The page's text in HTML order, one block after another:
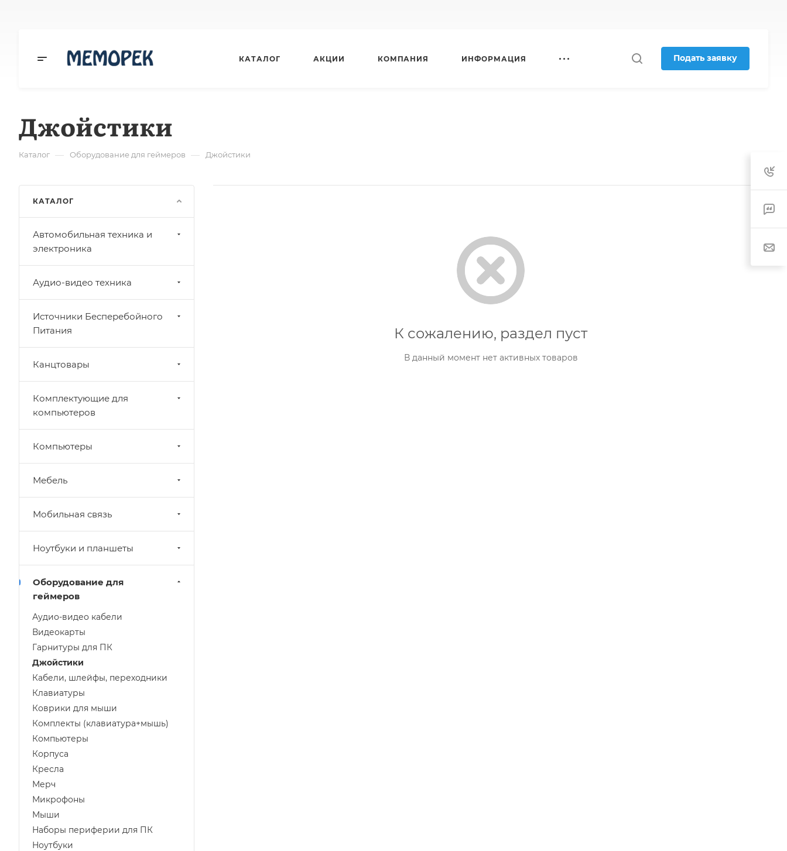
КАТАЛОГ АКЦИИ КОМПАНИЯ ИНФОРМАЦИЯ Подать заявку
Джойстики
Каталог — Оборудование для геймеров — Джойстики
К сожалению, раздел пуст
В данный момент нет активных товаров
КАТАЛОГ
Автомобильная техника и
электроника
Аудио-видео техника
Источники Бесперебойного
Питания
Канцтовары
Комплектующие для
компьютеров
Компьютеры
Мебель
Мобильная связь
Ноутбуки и планшеты
Оборудование для
геймеров
Аудио-видео кабели
Видеокарты
Гарнитуры для ПК
Джойстики
Кабели, шлейфы, переходники
Клавиатуры
Коврики для мыши
Комплекты (клавиатура+мышь)
Компьютеры
Корпуса
Кресла
Мерч
Микрофоны
Мыши
Наборы периферии для ПК
Ноутбуки